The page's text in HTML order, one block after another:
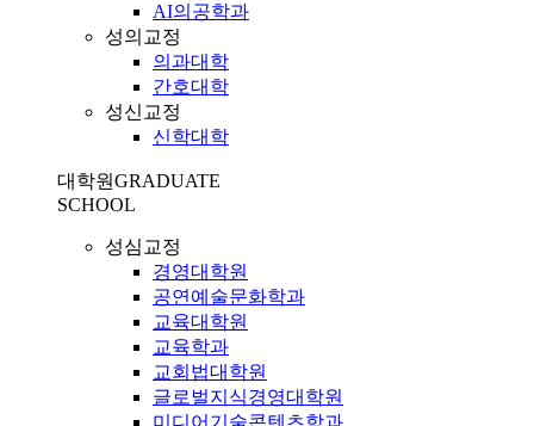
AI의공학과
성의교정
의과대학
간호대학
성신교정
신학대학
대학원GRADUATE
SCHOOL
성심교정
경영대학원
공연예술문화학과
교육대학원
교육학과
교회법대학원
글로벌지식경영대학원